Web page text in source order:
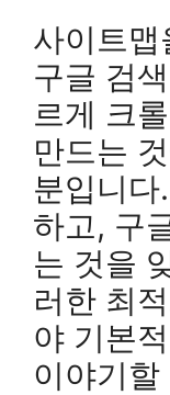
사이트맵
구글 검
르게 크
만드는
분입니
하고, 구
는 것을
러한 최
야 기본
이야기